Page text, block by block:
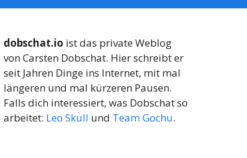
dobschat.io ist das private Weblog
von Carsten Dobschat. Hier schreibt er
seit Jahren Dinge ins Internet, mit mal
längeren und mal kürzeren Pausen.
Falls dich interessiert, was Dobschat so
arbeitet: Leo Skull und Team Gochu.